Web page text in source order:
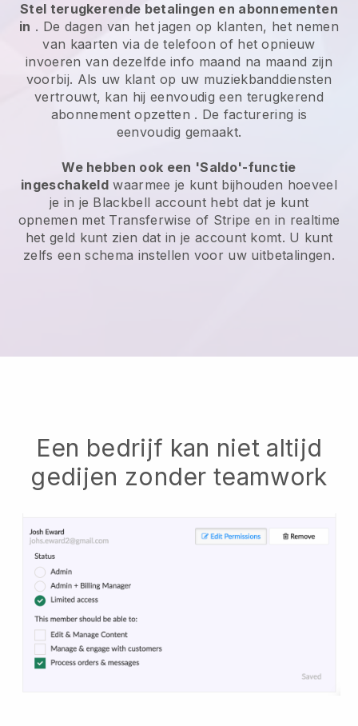
Stel terugkerende betalingen en abonnementen
in . De dagen van het jagen op klanten, het nemen
van kaarten via de telefoon of het opnieuw
invoeren van dezelfde info maand na maand zijn
voorbij. Als uw klant op uw muziekbanddiensten
vertrouwt, kan hij eenvoudig een terugkerend
abonnement opzetten . De facturering is
eenvoudig gemaakt.
We hebben ook een 'Saldo'-functie
ingeschakeldwaarmee je kunt bijhouden hoeveel
je in je Blackbell account hebt dat je kunt
opnemen met Transferwise of Stripe en in realtime
het geld kunt zien dat in je account komt. U kunt
zelfs een schema instellen voor uw uitbetalingen.
Een bedrijf kan niet altijd
gedijen zonder teamwork